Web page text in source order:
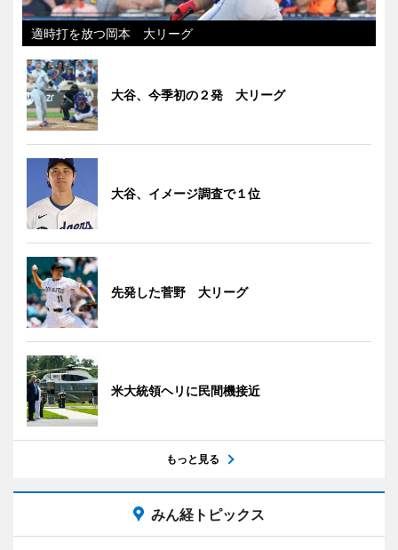
適時打を放つ岡本 大リーグ
大谷、今季初の２発 大リーグ
大谷、イメージ調査で１位
先発した菅野 大リーグ
米大統領ヘリに民間機接近
もっと見る
みん経トピックス